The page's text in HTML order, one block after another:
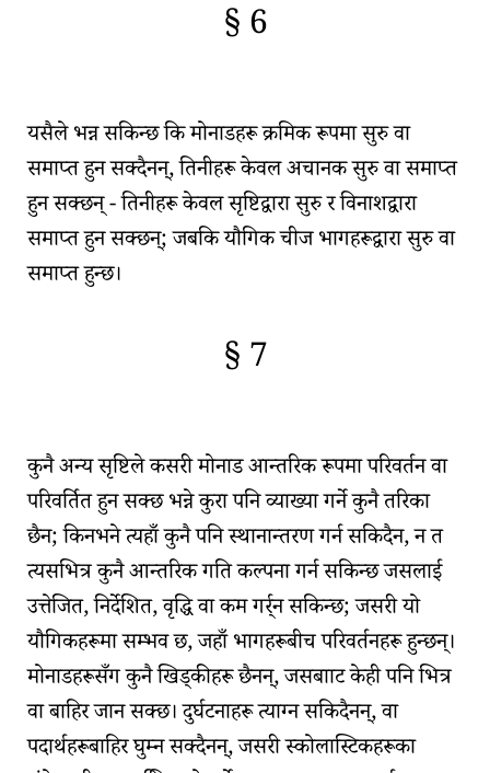
§ 6
यसैले भन्न सकिन्छ किमोनाडहरूक्रमिक रूपमा सुरु वा
समाप्त हुन सक्दैनन्, तिनीहरू केवल अचानक सुरु वा समाप्त
हुन सक्छन् - तिनीहरू केवलसृष्टिद्वारा सुरु रविनाशद्वारा
समाप्त हुन सक्छन्; जबकि यौगिक चीज भागहरूद्वारा सुरु वा
समाप्त हुन्छ।
§ 7
कुनै अन्य सृष्टिले कसरीमोनाडआन्तरिक रूपमा परिवर्तन वा
परिवर्तित हुन सक्छ भन्ने कुरा पनि व्याख्या गर्ने कुनै तरिका
छैन; किनभने त्यहाँ कुनै पनि स्थानान्तरण गर्न सकिदैन, न त
त्यसभित्र कुनैआन्तरिक गतिकल्पना गर्न सकिन्छ जसलाई
उत्तेजित, निर्देशित, वृद्धि वा कम गर्र्न सकिन्छ; जसरी यो
यौगिकहरूमा सम्भव छ, जहाँ भागहरूबीच परिवर्तनहरू हुन्छन्।
मोनाडहरूसँग कुनै खिड्कीहरू छैनन्, जसबााट केही पनि भित्र
वा बाहिर जान सक्छ।दुर्घटनाहरूत्याग्न सकिदैनन्, वा
पदार्थहरूबाहिर घुम्न सक्दैनन्, जसरी स्कोलास्टिकहरूका